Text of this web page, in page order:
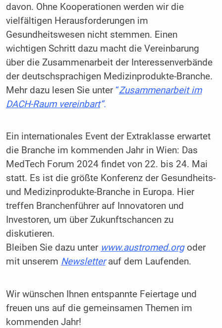
davon. Ohne Kooperationen werden wir die
vielfältigen Herausforderungen im
Gesundheitswesen nicht stemmen. Einen
wichtigen Schritt dazu macht die Vereinbarung
über die Zusammenarbeit der Interessenverbände
der deutschsprachigen Medizinprodukte-Branche.
Mehr dazu lesen Sie unter “Zusammenarbeit im
DACH-Raum vereinbart“.
Ein internationales Event der Extraklasse erwartet
die Branche im kommenden Jahr in Wien: Das
MedTech Forum 2024 findet von 22. bis 24. Mai
statt. Es ist die größte Konferenz der Gesundheits-
und Medizinprodukte-Branche in Europa. Hier
treffen Branchenführer auf Innovatoren und
Investoren, um über Zukunftschancen zu
diskutieren.
Bleiben Sie dazu unter www.austromed.orgoder
mit unserem Newsletterauf dem Laufenden.
Wir wünschen Ihnen entspannte Feiertage und
freuen uns auf die gemeinsamen Themen im
kommenden Jahr!